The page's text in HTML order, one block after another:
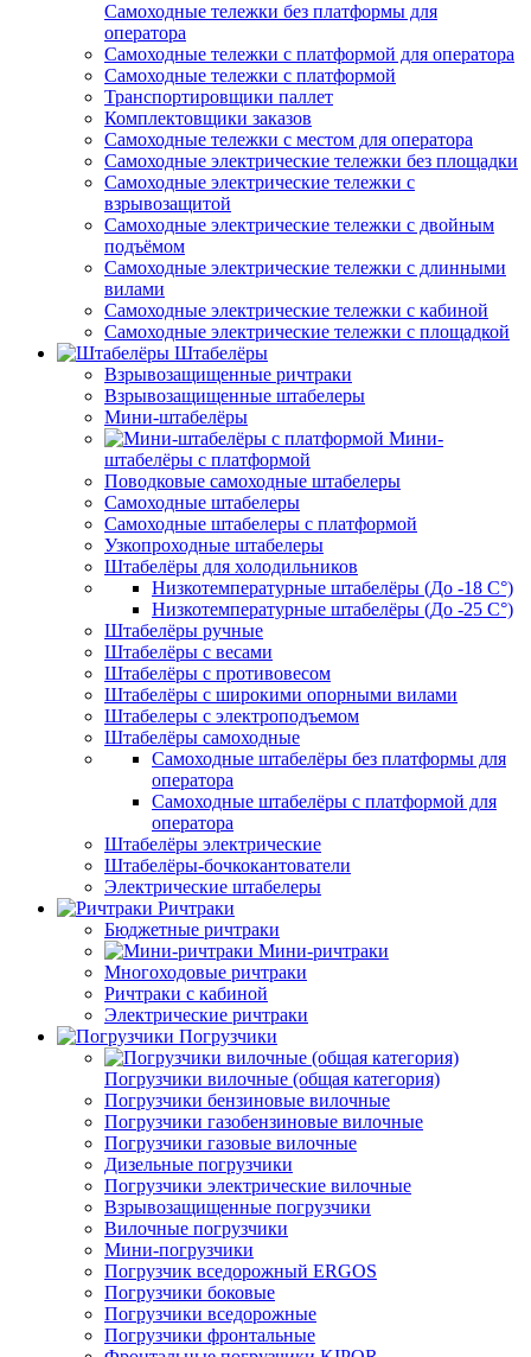
Самоходные тележки без платформы для
оператора
Самоходные тележки с платформой для оператора
Самоходные тележки с платформой
Транспортировщики паллет
Комплектовщики заказов
Самоходные тележки с местом для оператора
Самоходные электрические тележки без площадки
Самоходные электрические тележки с
взрывозащитой
Самоходные электрические тележки с двойным
подъёмом
Самоходные электрические тележки с длинными
вилами
Самоходные электрические тележки с кабиной
Самоходные электрические тележки с площадкой
Штабелёры
Взрывозащищенные ричтраки
Взрывозащищенные штабелеры
Мини-штабелёры
Мини-
штабелёры с платформой
Поводковые самоходные штабелеры
Самоходные штабелеры
Самоходные штабелеры с платформой
Узкопроходные штабелеры
Штабелёры для холодильников
Низкотемпературные штабелёры (До -18 C°)
Низкотемпературные штабелёры (До -25 C°)
Штабелёры ручные
Штабелёры с весами
Штабелёры с противовесом
Штабелёры с широкими опорными вилами
Штабелеры с электроподъемом
Штабелёры самоходные
Самоходные штабелёры без платформы для
оператора
Самоходные штабелёры с платформой для
оператора
Штабелёры электрические
Штабелёры-бочкокантователи
Электрические штабелеры
Ричтраки
Бюджетные ричтраки
Мини-ричтраки
Многоходовые ричтраки
Ричтраки с кабиной
Электрические ричтраки
Погрузчики
Погрузчики вилочные (общая категория)
Погрузчики бензиновые вилочные
Погрузчики газобензиновые вилочные
Погрузчики газовые вилочные
Дизельные погрузчики
Погрузчики электрические вилочные
Взрывозащищенные погрузчики
Вилочные погрузчики
Мини-погрузчики
Погрузчик вседорожный ERGOS
Погрузчики боковые
Погрузчики вседорожные
Погрузчики фронтальные